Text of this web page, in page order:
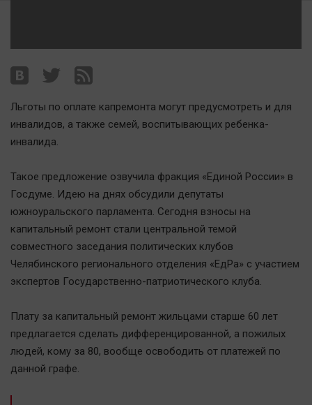
Архив
Наша победа
Общество
Политика
Происшествия
Культура
Курилка
Мнения
Отраслевые темы
Hедвижимость
Льготы по оплате капремонта могут предусмотреть и для
инвалидов, а также семей, воспитывающих ребенка-
инвалида.
Такое предложение озвучила фракция «Единой России» в
Госдуме. Идею на днях обсудили депутаты
южноуральского парламента. Сегодня взносы на
капитальный ремонт стали центральной темой
совместного заседания политических клубов
Челябинского регионального отделения «ЕдРа» с участием
экспертов Государственно-патриотического клуба.
Плату за капитальный ремонт жильцами старше 60 лет
предлагается сделать дифференцированной, а пожилых
людей, кому за 80, вообще освободить от платежей по
данной графе.